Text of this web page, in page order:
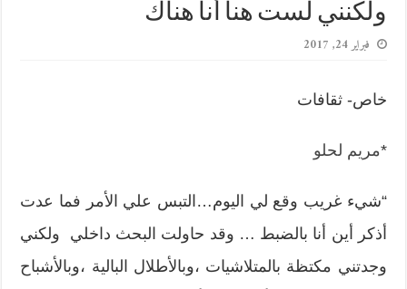
ولكنني لست هنا أنا هناك
فبراير 24, 2017
خاص- ثقافات
*مريم لحلو
“شيء غريب وقع لي اليوم…التبس علي الأمر فما عدت
أذكر أين أنا بالضبط … وقد حاولت البحث داخلي ولكني
وجدتني مكتظة بالمتلاشيات ،وبالأطلال البالية ،وبالأشباح